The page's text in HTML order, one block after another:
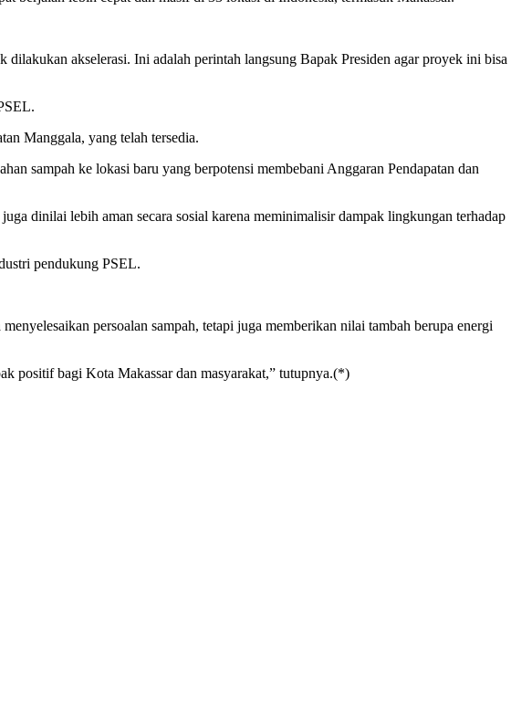
dilakukan akselerasi. Ini adalah perintah langsung Bapak Presiden agar proyek ini bisa
Manggala, yang telah tersedia.
sampah ke lokasi baru yang berpotensi membebani Anggaran Pendapatan dan
dinilai lebih aman secara sosial karena meminimalisir dampak lingkungan terhadap
pendukung PSEL.
persoalan sampah, tetapi juga memberikan nilai tambah berupa energi
positif bagi Kota Makassar dan masyarakat,” tutupnya.(*)